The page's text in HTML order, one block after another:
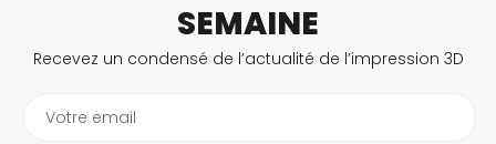
SEMAINE
Recevez un condensé de l’actualité de l’impression 3D
Votre email